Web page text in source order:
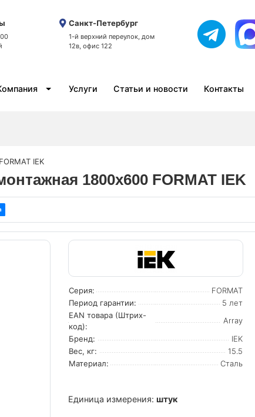
Санкт-Петербург
1-й верхний переулок, дом
12в, офис 122
Услуги Статьи и новости Контакты
IEK
1800х600 FORMAT IEK
Серия:
FORMAT
Период гарантии:
5 лет
EAN товара (Штрих-
код):
Array
Бренд:
IEK
Вес, кг:
15.5
Материал:
Сталь
Единица измерения: штук